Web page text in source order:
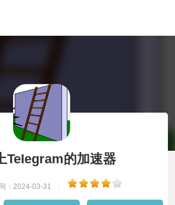
TeIegram的加速器
：2024-03-31